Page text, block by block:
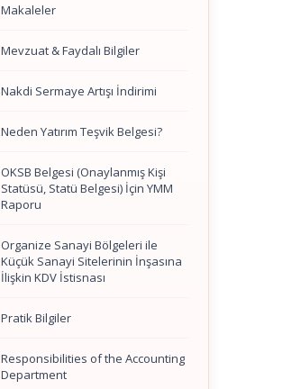
Makaleler
Mevzuat & Faydalı Bilgiler
Nakdi Sermaye Artışı İndirimi
Neden Yatırım Teşvik Belgesi?
OKSB Belgesi (Onaylanmış Kişi
Statüsü, Statü Belgesi) İçin YMM
Raporu
Organize Sanayi Bölgeleri ile
Küçük Sanayi Sitelerinin İnşasına
İlişkin KDV İstisnası
Pratik Bilgiler
Responsibilities of the Accounting
Department